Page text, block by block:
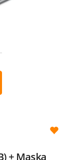
+ Maska